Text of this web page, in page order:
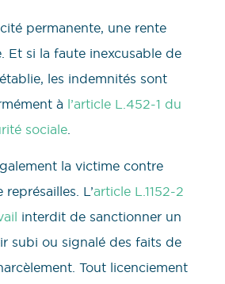
permanente, une rente
Et si la faute inexcusable de
les indemnités sont
à l’article L.452-1 du
sociale
la victime contre
L’article L.1152-2
interdit de sanctionner un
subi ou signalé des faits de
Tout licenciement